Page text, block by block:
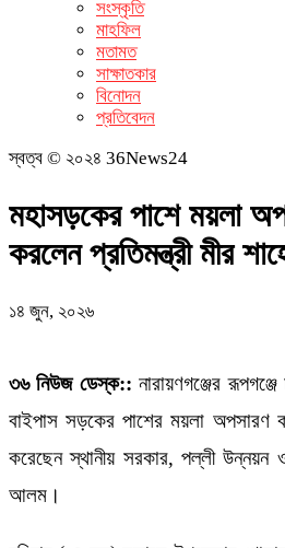
সংস্কৃতি
মাহফিল
মতামত
সাক্ষাতকার
বিনোদন
প্রতিবেদন
স্বত্ব © ২০২৪ 36News24
মহাসড়কের পাশে ময়লা
করলেন প্রতিমন্ত্রী মীর
১৪ জুন, ২০২৬
৩৬ নিউজ ডেস্ক:: নারায়ণগঞ্জের
বাইপাস সড়কের পাশের ময়লা অপসারণ
করেছেন স্থানীয় সরকার, পল্লী উন্নয়ন ও
আলম।